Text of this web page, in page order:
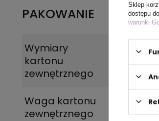
PAKOWANIE
Wymiary
kartonu
zewnętrznego
38 x
Waga kartonu
zewnętrznego
8 kg
Sklep
dostępu
warunki